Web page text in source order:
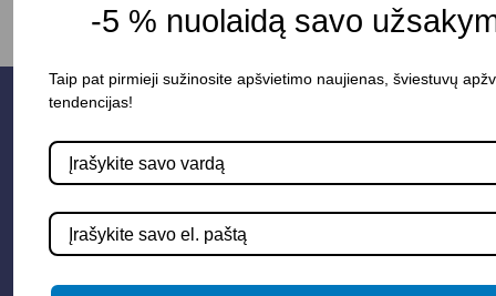
-5 % nuolaidą savo
Taip pat pirmieji sužinosite apšvietimo naujienas, šviestuvų
tendencijas!